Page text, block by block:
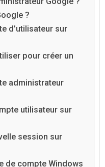
?
d’utilisateur sur
pour créer un
administrateur
utilisateur sur
session sur
de compte Windows